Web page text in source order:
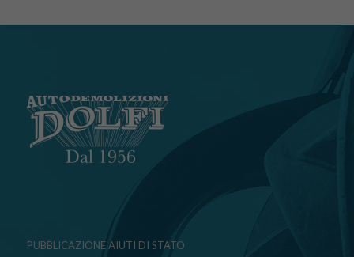
PUBBLICAZIONE AIUTI DI STATO